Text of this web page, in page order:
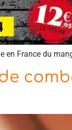
France du